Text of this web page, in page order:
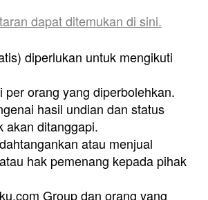
dapat ditemukan di sini.
diperlukan untuk mengikuti
per orang yang diperbolehkan.
hasil undian dan status
akan ditanggapi.
atau menjual
hak pemenang kepada pihak
Group dan orang yang